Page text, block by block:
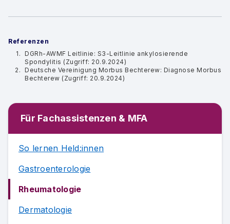
Referenzen
DGRh-AWMF Leitlinie: S3-Leitlinie ankylosierende
Spondylitis (Zugriff: 20.9.2024)
Deutsche Vereinigung Morbus Bechterew: Diagnose Morbus
Bechterew (Zugriff: 20.9.2024)
Für Fachassistenzen & MFA
So lernen Held:innen
Gastroenterologie
Rheumatologie
Dermatologie